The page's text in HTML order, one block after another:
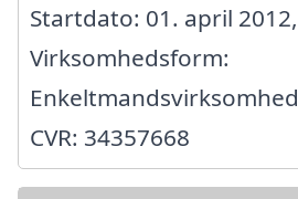
Startdato: 01. april 2012,
Virksomhedsform:
Enkeltmandsvirksomhed
CVR: 34357668